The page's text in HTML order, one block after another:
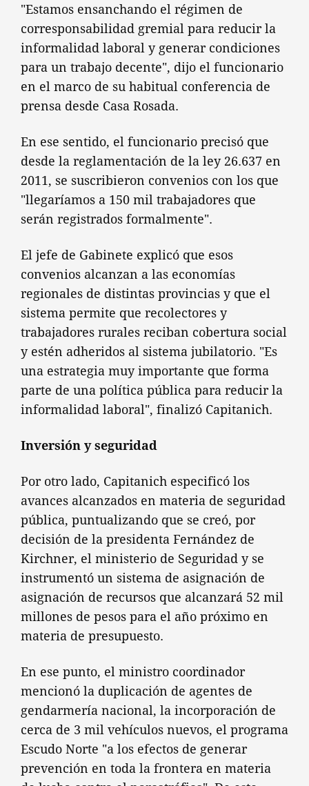
"Estamos ensanchando el régimen de
corresponsabilidad gremial para reducir la
informalidad laboral y generar condiciones
para un trabajo decente", dijo el funcionario
en el marco de su habitual conferencia de
prensa desde Casa Rosada.
En ese sentido, el funcionario precisó que
desde la reglamentación de la ley 26.637 en
2011, se suscribieron convenios con los que
"llegaríamos a 150 mil trabajadores que
serán registrados formalmente".
El jefe de Gabinete explicó que esos
convenios alcanzan a las economías
regionales de distintas provincias y que el
sistema permite que recolectores y
trabajadores rurales reciban cobertura social
y estén adheridos al sistema jubilatorio. "Es
una estrategia muy importante que forma
parte de una política pública para reducir la
informalidad laboral", finalizó Capitanich.
Inversión y seguridad
Por otro lado, Capitanich especificó los
avances alcanzados en materia de seguridad
pública, puntualizando que se creó, por
decisión de la presidenta Fernández de
Kirchner, el ministerio de Seguridad y se
instrumentó un sistema de asignación de
asignación de recursos que alcanzará 52 mil
millones de pesos para el año próximo en
materia de presupuesto.
En ese punto, el ministro coordinador
mencionó la duplicación de agentes de
gendarmería nacional, la incorporación de
cerca de 3 mil vehículos nuevos, el programa
Escudo Norte "a los efectos de generar
prevención en toda la frontera en materia